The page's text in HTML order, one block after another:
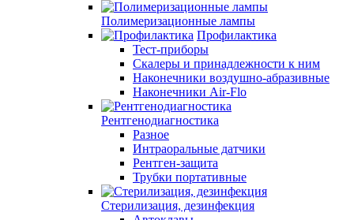
Полимеризационные лампы
Профилактика
Тест-приборы
Скалеры и принадлежности к ним
Наконечники воздушно-абразивные
Наконечники Air-Flo
Рентгенодиагностика
Разное
Интраоральные датчики
Рентген-защита
Трубки портативные
Стерилизация, дезинфекция